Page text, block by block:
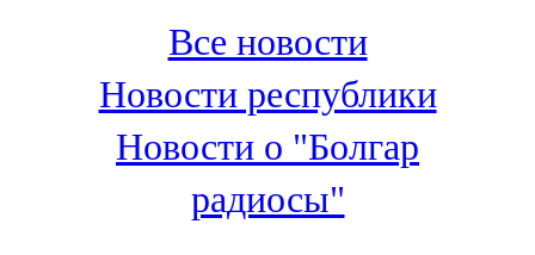
100,3 FM
Зәй
106,6 FM
Кадыбаш
105,2 FM
Все новости
Новости республики
Новости о "Болгар
радиосы"